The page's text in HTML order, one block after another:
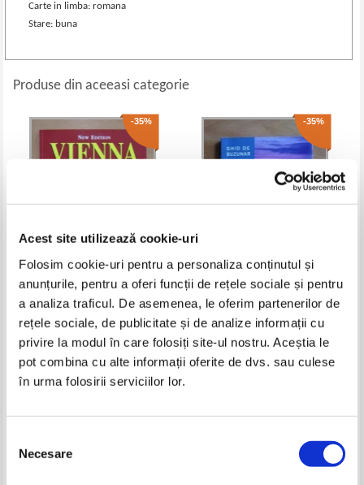
Acest site utilizează cookie-uri
Folosim cookie-uri pentru a personaliza conținutul și
anunțurile, pentru a oferi funcții de rețele sociale și pentru
a analiza traficul. De asemenea, le oferim partenerilor de
rețele sociale, de publicitate și de analize informații cu
privire la modul în care folosiți site-ul nostru. Aceștia le
pot combina cu alte informații oferite de dvs. sau culese
în urma folosirii serviciilor lor.
consimțământului
Necesare
Carte in limba: romana
Stare: buna
Produse din aceeasi categorie
-35%
Pret:12,00Lei 7,80 Lei
Adaugă în coș
-35%
Pret:12,00Lei 7,80 Lei
Adaugă în coș